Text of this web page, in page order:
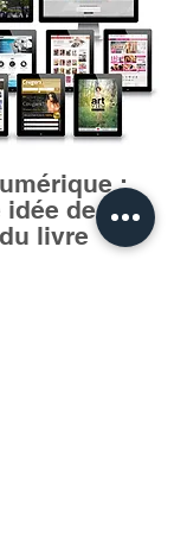
:
idée de la
livre